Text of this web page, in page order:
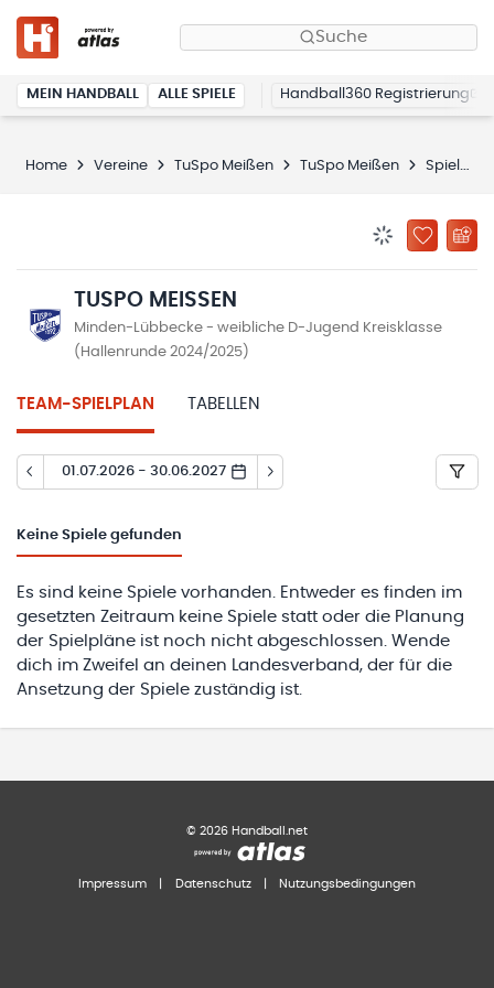
Suche
MEIN HANDBALL ALLE SPIELE Handball360 Registrierung
Home Vereine TuSpo Meißen TuSpo Meißen Spielplan
ZU
TUSPO MEISSEN
Minden-Lübbecke - weibliche D-Jugend Kreisklasse
(Hallenrunde 2024/2025)
TEAM-SPIELPLAN TABELLEN
01.07.2026 - 30.06.2027
Keine Spiele gefunden
Es sind keine Spiele vorhanden. Entweder es finden im
gesetzten Zeitraum keine Spiele statt oder die Planung
der Spielpläne ist noch nicht abgeschlossen. Wende
dich im Zweifel an deinen Landesverband, der für die
Ansetzung der Spiele zuständig ist.
© 2026 Handball.net
Impressum Datenschutz Nutzungsbedingungen